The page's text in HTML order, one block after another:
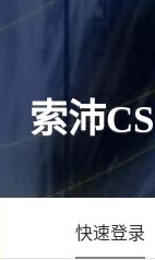
索沛
快速登录